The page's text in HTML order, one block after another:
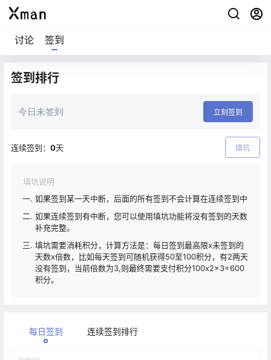
讨论 签到
签到排行
今日未签到 立刻签到
连续签到： 0天 填坑
填坑说明
如果签到某一天中断，后面的所有签到不会计算在连续签到中
如果连续签到有中断，您可以使用填坑功能将没有签到的天数
补充完整。
填坑需要消耗积分，计算方法是：每日签到最高限x未签到的
天数x倍数，比如每天签到可随机获得50至100积分，有2两天
没有签到，当前倍数为3,则最终需要支付积分100x2x3=600
积分。
每日签到 连续签到排行